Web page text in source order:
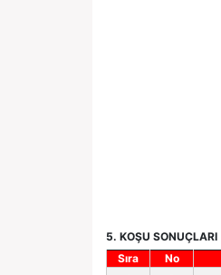
5. KOŞU SONUÇLARI
Sıra
No